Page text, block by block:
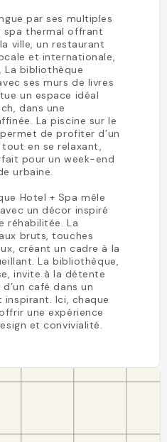
par ses multiples
spa thermal offrant
ville, un restaurant
et internationale,
La bibliothèque
ses murs de livres
un espace idéal
dans une
La piscine sur le
de profiter d’un
en se relaxant,
pour un week-end
urbaine.
Hotel + Spa mêle
un décor inspiré
réhabilitée. La
bruts, touches
créant un cadre à la
La bibliothèque,
invite à la détente
café dans un
Ici, chaque
une expérience
et convivialité.